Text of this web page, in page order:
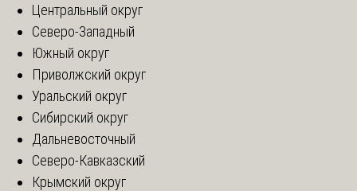
Центральный округ
Северо-Западный
Южный округ
Приволжский округ
Уральский округ
Сибирский округ
Дальневосточный
Северо-Кавказский
Крымский округ